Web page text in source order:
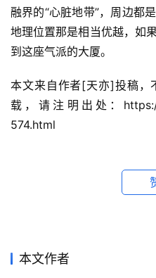
融界的“心脏地带”，周边都
地理位置那是相当优越，如
到这座气派的大厦。
本文来自作者[天亦]投稿，
载，请注明出处：
574.html
本文作者